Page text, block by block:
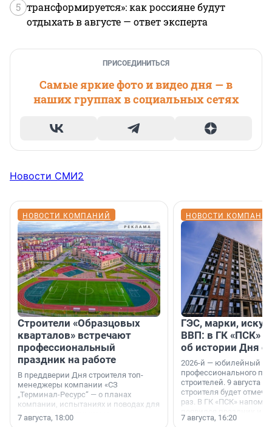
5 трансформируется»: как россияне будут
отдыхать в августе — ответ эксперта
ПРИСОЕДИНИТЬСЯ
Самые яркие фото и видео дня — в
наших группах в социальных сетях
Новости СМИ2
НОВОСТИ КОМПАНИЙ
Строители «Образцовых
кварталов» встречают
профессиональный
праздник на работе
В преддверии Дня строителя топ-
менеджеры компании «СЗ
„Терминал-Ресурс“ — о планах
компании, испытаниях и поводах для
осторожного оптимизма.
7 августа, 18:00
НОВОСТИ
ГЭС, марки,
ВВП: в ГК «ПСК»
об истории Дня
2026-й — юбилейный
профессионального
строителей. 9 августа
строителя будет
раз. В ГК «ПСК»
поменялась роль
7 августа, 16:20